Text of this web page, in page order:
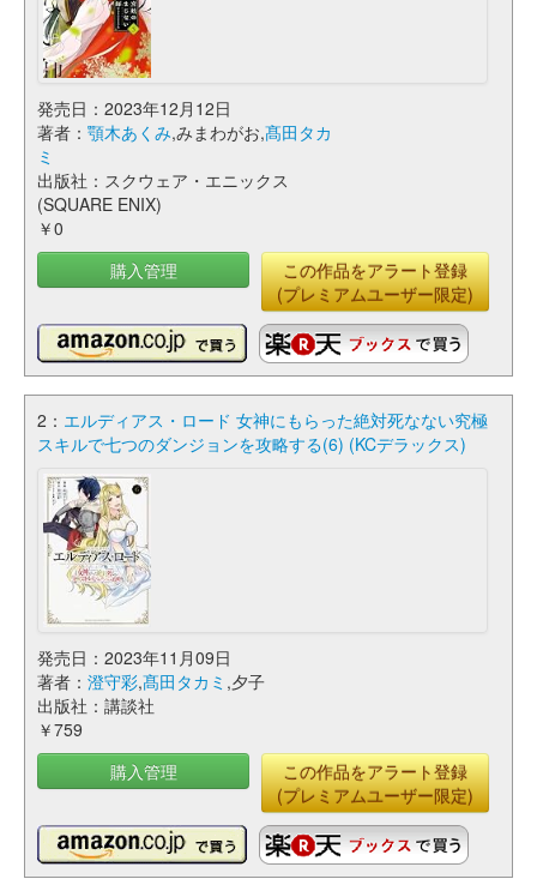
発売日：2023年12月12日
著者： 顎木あくみ,みまわがお,髙田タカ
ミ
出版社：スクウェア・エニックス
(SQUARE ENIX)
￥0
購入管理
この作品をアラート登録
(プレミアムユーザー限定)
2： エルディアス・ロード 女神にもらった絶対死なない究極
スキルで七つのダンジョンを攻略する(6) (KCデラックス)
発売日：2023年11月09日
著者： 澄守彩,髙田タカミ ,夕子
出版社：講談社
￥759
購入管理
この作品をアラート登録
(プレミアムユーザー限定)